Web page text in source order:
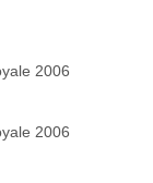
2006
2006